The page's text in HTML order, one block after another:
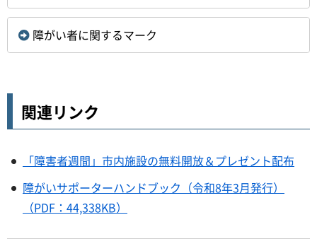
障がい者に関するマーク
関連リンク
「障害者週間」市内施設の無料開放＆プレゼント配布
障がいサポーターハンドブック（令和8年3月発行）
（PDF：44,338KB）